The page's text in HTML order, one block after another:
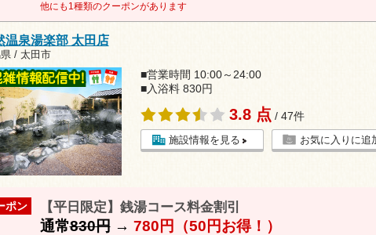
他にも1種類のクーポンがあります
温泉湯楽部 太田店
/ 太田市
■営業時間 10:00～24:00
■入浴料 830円
3.8 点 / 47件
施設情報を見る お気に入りに追
ポン 【平日限定】銭湯コース料金割引
通常830円→ 780円（50円お得！）